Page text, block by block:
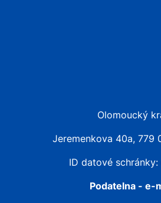
Olomoucký
Jeremenkova 40a, 779
ID datové
Podatelna - e-